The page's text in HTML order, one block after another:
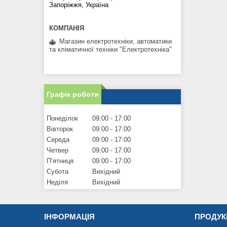
Запоріжжя, Україна
Магазин електротехніки, автоматики
та кліматичної техніки "Електротехніка"
Графік роботи
Понеділок 09:00
17:00
Вівторок
09:00
17:00
Середа
09:00
17:00
Четвер
09:00
17:00
Пʼятниця
09:00
17:00
Субота
Вихідний
Неділя
Вихідний
ІНФОРМАЦІЯ